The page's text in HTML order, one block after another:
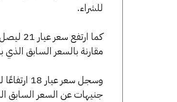
للشراء.
مقارنة بالسعر السابق الذي بلغ 7165 جنيهًا للبيع و7105 جنيهًا
جنيهات عن السعر السابق الذي كان 6140 جنيهًا للبيع